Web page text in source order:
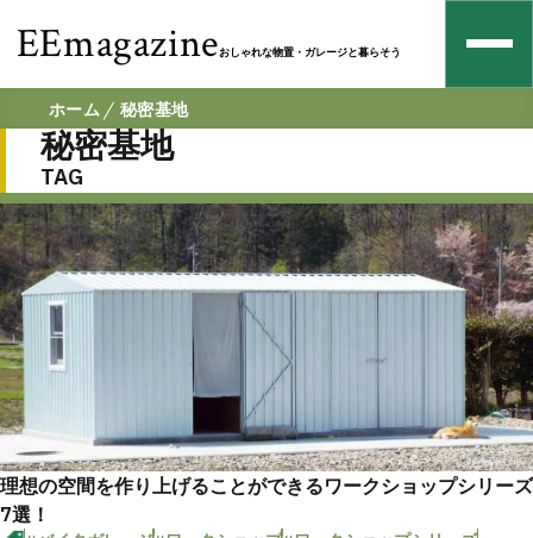
EEmagazineおしゃれな物置・ガレージと暮らそう
ホーム 秘密基地
秘密基地
TAG
理想の空間を作り上げることができるワークショップシリーズ
7選！